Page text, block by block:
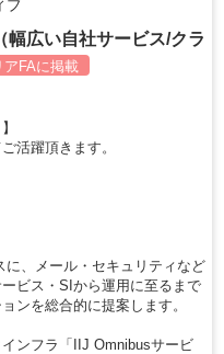
ブ
幅広い自社サービス/クラ
アFAに掲載
活躍頂きます。
、メール・セキュリティなど
ビス・SIから運用に至るまで
ンを総合的に提案します。
ンフラ「IIJ Omnibusサービ